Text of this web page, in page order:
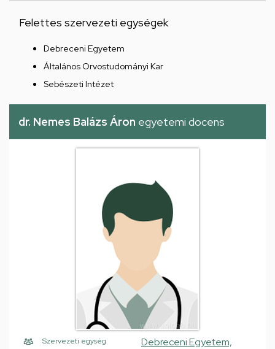
Felettes szervezeti egységek
Debreceni Egyetem
Általános Orvostudományi Kar
Sebészeti Intézet
dr. Nemes Balázs Áron egyetemi docens
Szervezeti egység
Debreceni Egyetem,